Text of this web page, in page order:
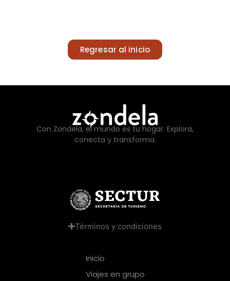
Regresar al inicio
Con Zondela, el mundo es tu hogar. Explora,
conecta y transforma.
Términos y condiciones
Inicio
Viajes en grupo